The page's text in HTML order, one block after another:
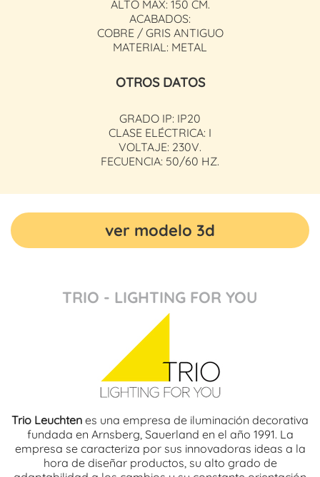
ALTO MAX: 150 CM.
ACABADOS:
COBRE / GRIS ANTIGUO
MATERIAL: METAL
OTROS DATOS
GRADO IP: IP20
CLASE ELÉCTRICA: I
VOLTAJE: 230V.
FECUENCIA: 50/60 HZ.
ver modelo 3d
TRIO - LIGHTING FOR YOU
Trio Leuchten es una empresa de iluminación decorativa
fundada en Arnsberg, Sauerland en el año 1991. La
empresa se caracteriza por sus innovadoras ideas a la
hora de diseñar productos, su alto grado de